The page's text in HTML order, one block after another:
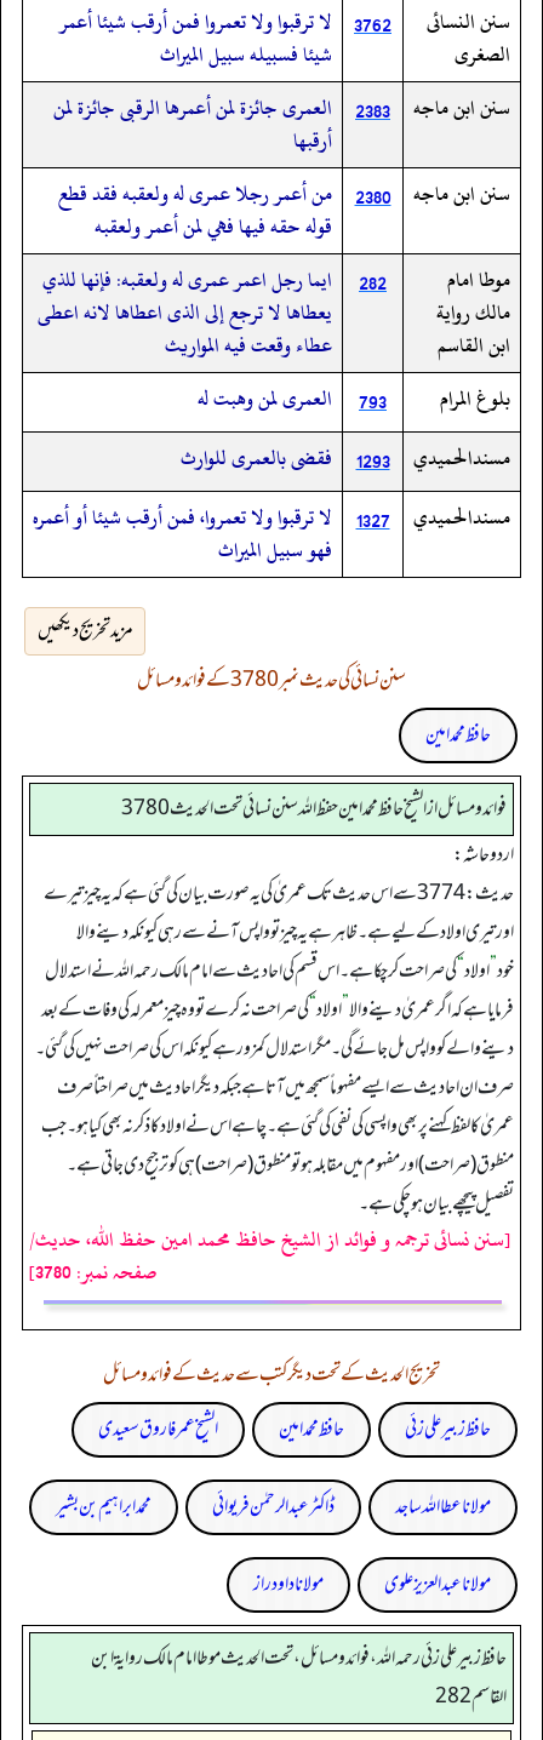
سنن النسائى
الصغرى
3762 لا ترقبوا ولا تعمروا فمن أرقب شيئا أعمر
شيئا فسبيله سبيل الميراث
سنن ابن ماجه 2383
العمرى جائزة لمن أعمرها الرقبى جائزة لمن
أرقبها
سنن ابن ماجه 2380 من أعمر رجلا عمرى له ولعقبه فقد قطع
قوله حقه فيها فهي لمن أعمر ولعقبه
موطا امام
مالك رواية
ابن القاسم
282
ايما رجل اعمر عمرى له ولعقبه: فإنها للذي
يعطاها لا ترجع إلى الذى اعطاها لانه اعطى
عطاء وقعت فيه المواريث
بلوغ المرام
793
العمرى لمن وهبت له
مسندالحميدي
1293
فقضى بالعمرى للوارث
مسندالحميدي
1327
لا ترقبوا ولا تعمروا، فمن أرقب شيئا أو أعمره
فهو سبيل الميراث
مزید تخریج دیکھیں
سنن نسائی کی حدیث نمبر 3780 کے فوائد و مسائل
حافظ محمد امین
فوائد ومسائل از الشيخ حافظ محمد امين حفظ الله سنن نسائي تحت الحديث3780
اردو حاشہ:
حدیث: 3774 سے اس حدیث تک عمریٰ کی یہ صورت بیان کی گئی ہے کہ یہ چیز تیرے
اور تیری اولاد کے لیے ہے۔ ظاہر ہے یہ چیز تو واپس آنے سے رہی کیونکہ دینے والا
خود”اولاد“کی صراحت کرچکا ہے۔ اس قسم کی احادیث سے امام مالک رحمہ اللہ نے استدلال
فرمایا ہے کہ اگر عمریٰ دینے والا”اولاد“کی صراحت نہ کرے تو وہ چیز معمرلہ کی وفات کے بعد
دینے والے کو واپس مل جائے گی۔ مگر استدلال کمزور ہے کیونکہ اس کی صراحت نہیں کی گئی۔
صرف ان احادیث سے ایسے مفہوماً سمجھ میں آتا ہے جبکہ دیگر احادیث میں صراحتاً صرف
عمریٰ کا لفظ کہنے پر بھی واپسی کی نفی کی گئی ہے۔ چاہے اس نے اولاد کا ذکر نہ بھی کیا ہو۔ جب
منطوق (صراحت) اور مفہوم میں مقابلہ ہو تو منطوق (صراحت) ہی کو ترجیح دی جاتی ہے۔
تفصیل پیچھے بیان ہوچکی ہے۔
[سنن نسائی ترجمہ و فوائد از الشیخ حافظ محمد امین حفظ اللہ، حدیث/
صفحہ نمبر: 3780]
تخریج الحدیث کے تحت دیگر کتب سے حدیث کے فوائد و مسائل
حافظ زبیر علی زئی
حافظ محمد امین الشیخ عمر فاروق سعیدی
مولانا عطا اللہ ساجد ڈاکٹر عبدالرحمٰن فریوائی محمد ابراہیم بن بشیر
مولانا عبد العزیز علوی مولانا داود راز
حافظ زبير على زئي رحمه الله، فوائد و مسائل، تحت الحديث موطا امام مالك رواية ابن
القاسم 282